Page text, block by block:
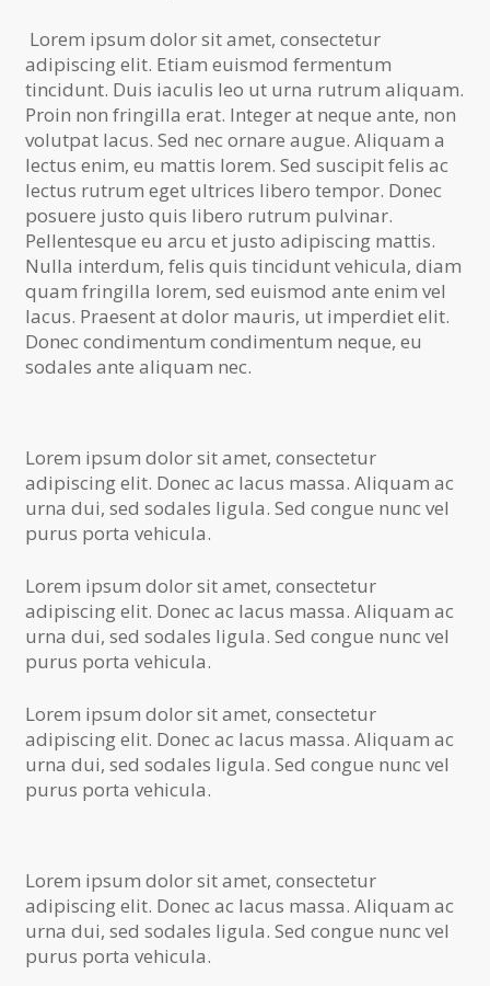
Lorem ipsum dolor sit amet, consectetur
adipiscing elit. Etiam euismod fermentum
tincidunt. Duis iaculis leo ut urna rutrum aliquam.
Proin non fringilla erat. Integer at neque ante, non
volutpat lacus. Sed nec ornare augue. Aliquam a
lectus enim, eu mattis lorem. Sed suscipit felis ac
lectus rutrum eget ultrices libero tempor. Donec
posuere justo quis libero rutrum pulvinar.
Pellentesque eu arcu et justo adipiscing mattis.
Nulla interdum, felis quis tincidunt vehicula, diam
quam fringilla lorem, sed euismod ante enim vel
lacus. Praesent at dolor mauris, ut imperdiet elit.
Donec condimentum condimentum neque, eu
sodales ante aliquam nec.
Lorem ipsum dolor sit amet, consectetur
adipiscing elit. Donec ac lacus massa. Aliquam ac
urna dui, sed sodales ligula. Sed congue nunc vel
purus porta vehicula.
Lorem ipsum dolor sit amet, consectetur
adipiscing elit. Donec ac lacus massa. Aliquam ac
urna dui, sed sodales ligula. Sed congue nunc vel
purus porta vehicula.
Lorem ipsum dolor sit amet, consectetur
adipiscing elit. Donec ac lacus massa. Aliquam ac
urna dui, sed sodales ligula. Sed congue nunc vel
purus porta vehicula.
Lorem ipsum dolor sit amet, consectetur
adipiscing elit. Donec ac lacus massa. Aliquam ac
urna dui, sed sodales ligula. Sed congue nunc vel
purus porta vehicula.